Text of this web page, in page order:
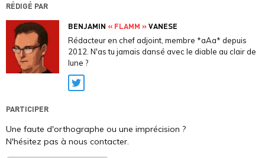
RÉDIGÉ PAR
BENJAMIN « FLAMM »VANESE
Rédacteur en chef adjoint, membre *aAa* depuis
2012. N'as tu jamais dansé avec le diable au clair de
lune ?
Twitter
PARTICIPER
Une faute d'orthographe ou une imprécision ?
N'hésitez pas à nous contacter.